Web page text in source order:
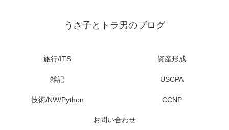
うさ子とトラ男のブログ
旅行/ITS 資産形成
雑記 USCPA
技術/NW/Python CCNP
お問い合わせ